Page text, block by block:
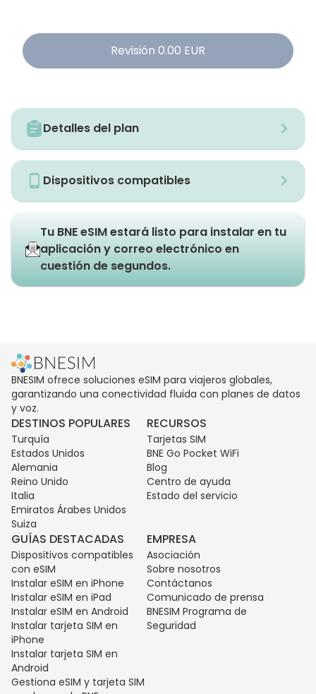
Revisión 0.00 EUR
Detalles del plan
Dispositivos compatibles
Tu BNE eSIM estará listo para instalar en tu
aplicación y correo electrónico en
cuestión de segundos.
BNESIM ofrece soluciones eSIM para viajeros globales,
garantizando una conectividad fluida con planes de datos
y voz.
DESTINOS POPULARES
Turquía
Estados Unidos
Alemania
Reino Unido
Italia
Emiratos Árabes Unidos
Suiza
RECURSOS
Tarjetas SIM
BNE Go Pocket WiFi
Blog
Centro de ayuda
Estado del servicio
GUÍAS DESTACADAS
Dispositivos compatibles
con eSIM
Instalar eSIM en iPhone
Instalar eSIM en iPad
Instalar eSIM en Android
Instalar tarjeta SIM en
iPhone
Instalar tarjeta SIM en
Android
Gestiona eSIM y tarjeta SIM
EMPRESA
Asociación
Sobre nosotros
Contáctanos
Comunicado de prensa
BNESIM Programa de
Seguridad